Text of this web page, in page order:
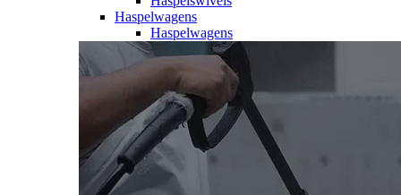
Haspelwagens
Haspelwagens